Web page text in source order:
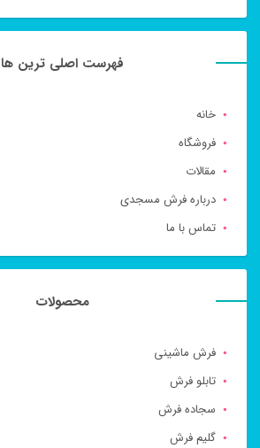
فهرست اصلی ترین ها
خانه
فروشگاه
مقالات
درباره فرش مسجدی
تماس با ما
محصولات
فرش ماشینی
تابلو فرش
سجاده فرش
گلیم فرش